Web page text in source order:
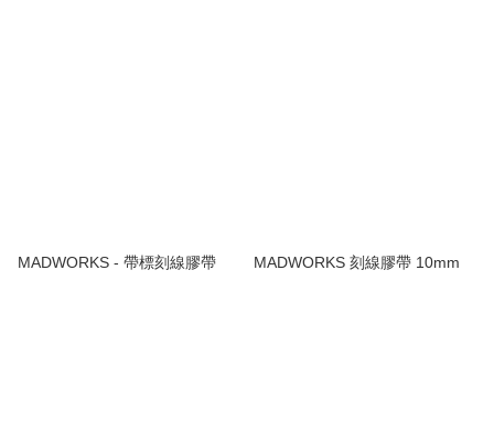
MADWORKS - 帶標刻線膠帶 MADWORKS 刻線膠帶 10mm